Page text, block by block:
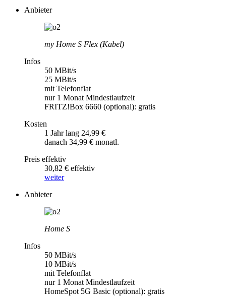
Anbieter
my Home S Flex (Kabel)
Infos
50 MBit/s
25 MBit/s
mit Telefonflat
nur 1 Monat Mindestlaufzeit
FRITZ!Box 6660 (optional): gratis
Kosten
1 Jahr lang 24,99 €
danach 34,99 € monatl.
Preis effektiv
30,82 € effektiv
weiter
Anbieter
Home S
Infos
50 MBit/s
10 MBit/s
mit Telefonflat
nur 1 Monat Mindestlaufzeit
HomeSpot 5G Basic (optional): gratis